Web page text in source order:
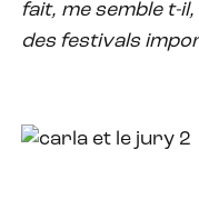
fait, me semble t-
des festivals